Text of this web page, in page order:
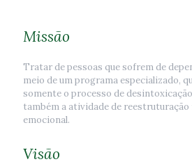
Missão
Tratar de pessoas que sofrem de
meio de um programa especializado,
somente o processo de
também a atividade de reestruturação
emocional.
Visão